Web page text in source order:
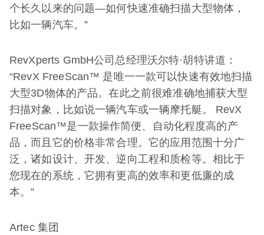
个长久以来的问题—如何快速准确扫描大型物体，
比如一辆汽车。”
RevXperts GmbH公司总经理沃尔特·胡特讲道：
“RevX FreeScan™ 是唯一一款可以快速有效地扫描
大型3D物体的产品。在此之前很难准确地捕获大型
扫描对象，比如说一辆汽车或一辆摩托艇。 RevX
FreeScan™是一款操作简便、自动化程度高的产
品，而且它的价格非常合理。它的应用范围十分广
泛，诸如设计、开发、逆向工程和质检等。相比于
您现在的系统，它拥有更高的效率和更低廉的成
本。”
Artec 集团